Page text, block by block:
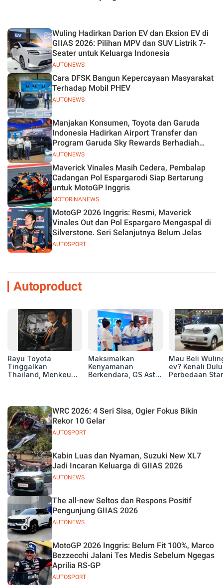
AUTONEWS
Wuling Hadirkan Darion EV dan Eksion EV di
GIIAS 2026: Pilihan MPV dan SUV Listrik 7-
Seater untuk Keluarga Indonesia
AUTONEWS
Cara DFSK Bangun Kepercayaan Masyarakat
Terhadap Mobil PHEV
AUTONEWS
Manjakan Konsumen, Toyota dan Garuda
Indonesia Hadirkan Airport Transfer dan
Program Garuda Sky Rewards Berhadiah
Hybrid EV
MOTORINANEWS
Maverick Vinales Masih Cedera, Pembalap
Cadangan Pol Espargarodi Siap Bertarung
untuk MotoGP Inggris
AUTOSPORT
MotoGP 2026 Inggris: Resmi, Maverick
Vinales Out dan Pol Espargaro Mengaspal di
Silverstone. Seri Selanjutnya Belum Jelas
Autoproduct
Rayu Toyota
Tinggalkan
Thailand, Menkeu
Basis Produksi
ASEAN
Maksimalkan
Kenyamanan
Berkendara, GS Astra
2026
Mau Beli
ev? Kenali Dulu
Perbedaan
AUTOSPORT
WRC 2026: 4 Seri Sisa, Ogier Fokus Bikin
Rekor 10 Gelar
AUTONEWS
Kabin Luas dan Nyaman, Suzuki New XL7
Jadi Incaran Keluarga di GIIAS 2026
AUTONEWS
The all-new Seltos dan Respons Positif
Pengunjung GIIAS 2026
AUTOSPORT
MotoGP 2026 Inggris: Belum Fit 100%, Marco
Bezzecchi Jalani Tes Medis Sebelum Ngegas
Aprilia RS-GP